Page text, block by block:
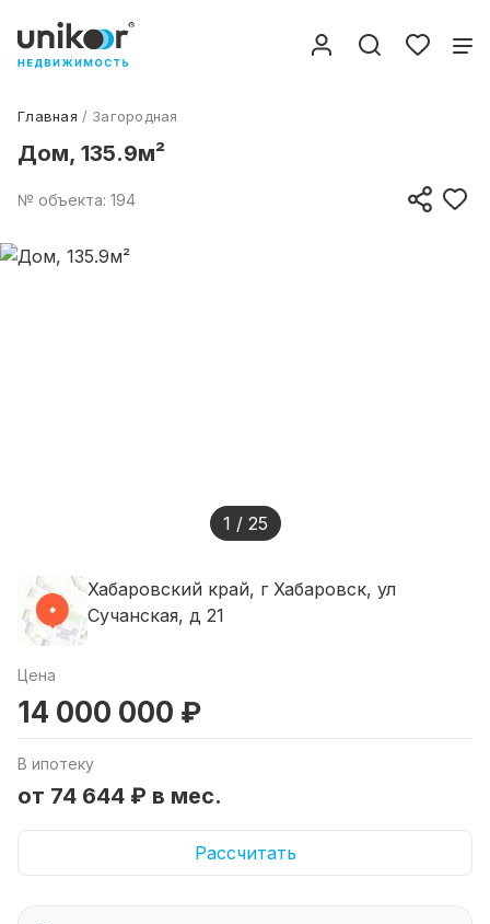
Главная Загородная
Дом, 135.9м²
№ объекта: 194
1 / 25
Хабаровский край, г Хабаровск, ул
Сучанская, д 21
Цена
14 000 000 ₽
В ипотеку
от 74 644 ₽ в мес.
Рассчитать